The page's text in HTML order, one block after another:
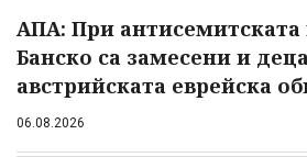
АПА: При антисемитската
Банско са замесени и
австрийската еврейска
06.08.2026